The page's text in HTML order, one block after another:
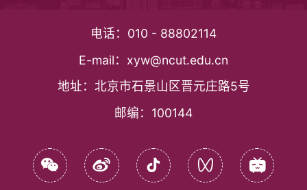
电话： 010 - 88802114
E-mail： xyw@ncut.edu.cn
地址： 北京市石景山区晋元庄路5号
邮编： 100144